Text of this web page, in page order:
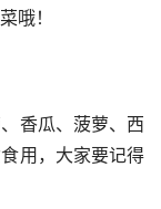
哦！
香瓜、菠萝、西
用，大家要记得